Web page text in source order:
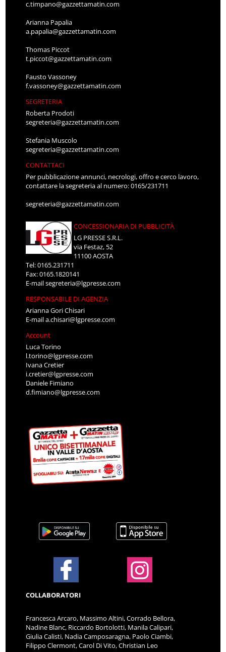
c.timpano@gazzettamatin.com
Arianna Papalia
a.papalia@gazzettamatin.com
Thomas Piccot
t.piccot@gazzettamatin.com
Fausto Vassoney
f.vassoney@gazzettamatin.com
SEGRETERIA
Roberta Prodoti
segreteria@gazzettamatin.com
Stefania Muscolo
segreteria@gazzettamatin.com
CONTATTACI
Per pubblicazione annunci, necrologi, offro e cerco lavoro,
contattare la segreteria al numero: 0165/231711
segreteria@gazzettamatin.com
CONCESSIONARIA DI PUBBLICITÀ
LG PRESSE S.R.L.
via Festaz, 52
11100 AOSTA
Tel: 0165.231711
Fax: 0165.1820141
E-mailsegreteria@lgpresse.com
RESPONSABILE DI AGENZIA
Arianna Gori Chisari
E-maila.chisari@lgpresse.com
Account
Luca Torino
l.torino@lgpresse.com
Ivana Cretier
i.cretier@lgpresse.com
Daniele Fimiano
d.fimiano@lgpresse.com
COLLABORATORI
Francesca Arcaro, Massimo Altini, Corrado Bellora,
Nadine Blanc, Riccardo Bortolotti, Manila Calipari,
Giulia Calisti, Nadia Camposaragna, Paolo Ciambi,
Filippo Clermont, Carol Di Vito, Christian Leo